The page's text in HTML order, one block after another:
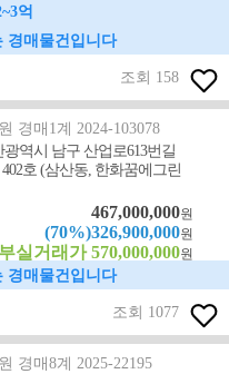
억
경매물건입니다
조회 158
경매1계 2024-103078
광역시 남구 산업로613번길
402호 (삼산동, 한화꿈에그린
467,000,000원
(70%)326,900,000원
실거래가 570,000,000원
경매물건입니다
조회 1077
경매8계 2025-22195